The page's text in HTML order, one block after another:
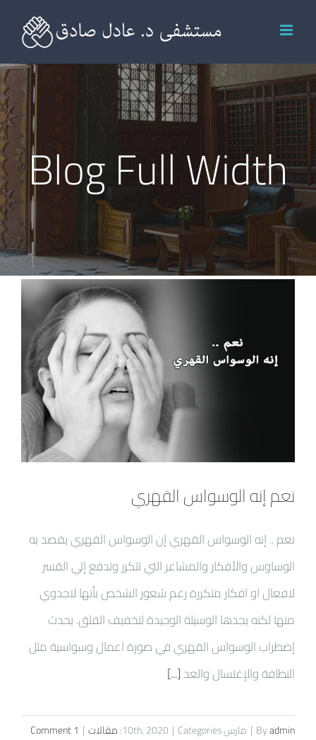
content
Blog Full Width
نعم إنه الوسواس القهري
نعم .. إنه الوسواس القهري إن الوسواس القهري يقصد به
الوساوس والأفكار والمشاعر التي تتكرر وتدفع إلي القسر
لافعال او افكار متكررة رغم شعور الشخص بأنها لاجدوي
منها لكنه يجدها الوسيلة الوحيدة لتخفيف القلق. يحدث
إضطراب الوسواس القهري في صورة اعمال وسواسية مثل
النظافة والإغتسال والعد[...]
Byadmin
| مارس 10th, 2020 | Categories: مقالات |
1 Comment